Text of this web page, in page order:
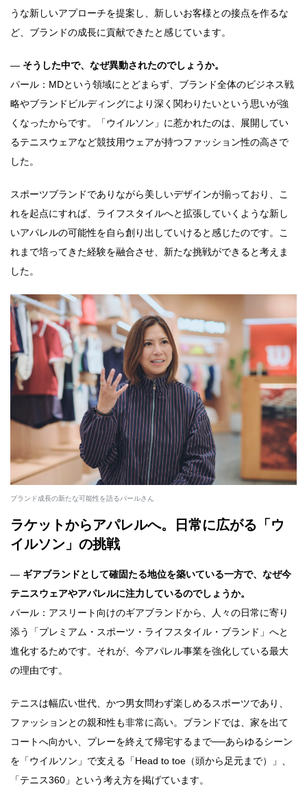
うな新しいアプローチを提案し、新しいお客様との接点を作るな
ど、ブランドの成長に貢献できたと感じています。
― そうした中で、なぜ異動されたのでしょうか。
パール：MDという領域にとどまらず、ブランド全体のビジネス戦
略やブランドビルディングにより深く関わりたいという思いが強
くなったからです。「ウイルソン」に惹かれたのは、展開してい
るテニスウェアなど競技用ウェアが持つファッション性の高さで
した。
スポーツブランドでありながら美しいデザインが揃っており、こ
れを起点にすれば、ライフスタイルへと拡張していくような新し
いアパレルの可能性を自ら創り出していけると感じたのです。こ
れまで培ってきた経験を融合させ、新たな挑戦ができると考えま
した。
ブランド成長の新たな可能性を語るパールさん
ラケットからアパレルへ。日常に広がる「ウ
イルソン」の挑戦
― ギアブランドとして確固たる地位を築いている一方で、なぜ今
テニスウェアやアパレルに注力しているのでしょうか。
パール：アスリート向けのギアブランドから、人々の日常に寄り
添う「プレミアム・スポーツ・ライフスタイル・ブランド」へと
進化するためです。それが、今アパレル事業を強化している最大
の理由です。
テニスは幅広い世代、かつ男女問わず楽しめるスポーツであり、
ファッションとの親和性も非常に高い。ブランドでは、家を出て
コートへ向かい、プレーを終えて帰宅するまで──あらゆるシーン
を「ウイルソン」で支える「Head to toe（頭から足元まで）」、
「テニス360」という考え方を掲げています。